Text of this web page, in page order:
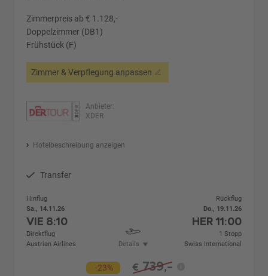
Zimmerpreis ab € 1.128,-
Doppelzimmer (DB1)
Frühstück (F)
Zimmer & Verpflegung anpassen
Anbieter:
XDER
Hotelbeschreibung anzeigen
Transfer
Hinflug
Sa., 14.11.26
VIE 8:10
Direktflug
Austrian Airlines
Details
Rückflug
Do., 19.11.26
HER 11:00
1 Stopp
Swiss International
-23% € 739,-